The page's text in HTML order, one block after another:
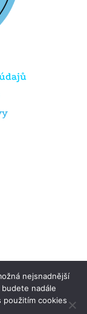
nejsnadnější
nadále
použitím cookies